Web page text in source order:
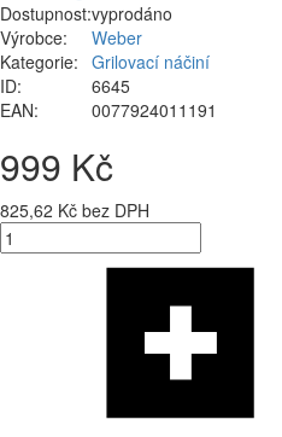
Dostupnost:vyprodáno
Výrobce:
Weber
Kategorie: Grilovací náčiní
ID:
6645
EAN:
0077924011191
999 Kč
825,62 Kč bez DPH